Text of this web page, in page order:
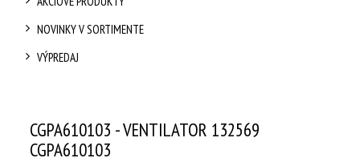
NOVINKY V SORTIMENTE
VÝPREDAJ
CGPA610103 - VENTILATOR 132569
CGPA610103